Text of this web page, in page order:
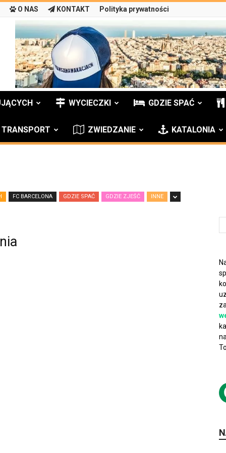
O NAS KONTAKT Polityka prywatności
WYCIECZKI GDZIE SPAĆ
TRANSPORT ZWIEDZANIE KATALONIA
FC BARCELONA GDZIE SPAĆ GDZIE ZJEŚĆ INNE